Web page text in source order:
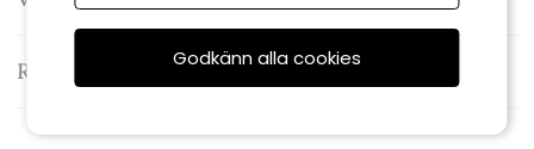
Recensioner Godkänn alla cookies